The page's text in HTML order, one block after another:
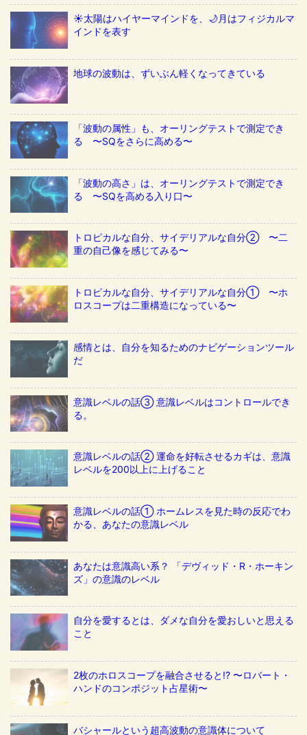
☀️太陽はハイヤーマインドを、🌙月はフィジカルマ
インドを表す
地球の波動は、ずいぶん軽くなってきている
「波動の属性」も、オーリングテストで測定でき
る 〜SQをさらに高める〜
「波動の高さ」は、オーリングテストで測定でき
る 〜SQを高める入り口〜
トロピカルな自分、サイデリアルな自分② 〜二
重の自己像を感じてみる〜
トロピカルな自分、サイデリアルな自分① 〜ホ
ロスコープは二重構造になっている〜
感情とは、自分を知るためのナビゲーションツール
だ
意識レベルの話③ 意識レベルはコントロールでき
る。
意識レベルの話② 運命を好転させるカギは、意識
レベルを200以上に上げること
意識レベルの話① ホームレスを見た時の反応でわ
かる、あなたの意識レベル
あなたは意識高い系？ 「デヴィッド・R・ホーキン
ズ」の意識のレベル
自分を愛するとは、ダメな自分を愛おしいと思える
こと
2枚のホロスコープを融合させると!? 〜ロバート・
ハンドのコンポジット占星術〜
バシャールという超高波動の意識体について